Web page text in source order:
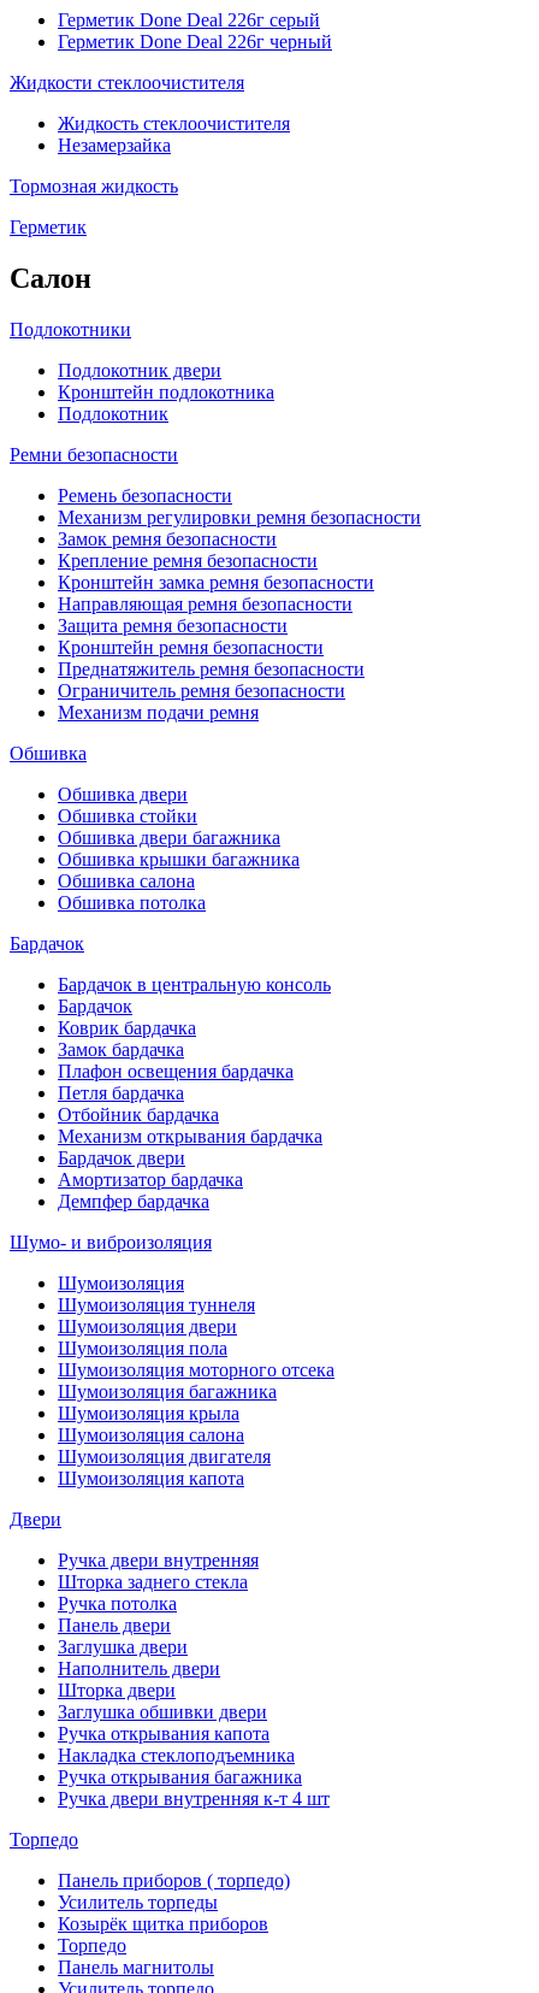
Герметик Done Deal 226г серый
Герметик Done Deal 226г черный
Жидкости стеклоочистителя
Жидкость стеклоочистителя
Незамерзайка
Тормозная жидкость
Герметик
Салон
Подлокотники
Подлокотник двери
Кронштейн подлокотника
Подлокотник
Ремни безопасности
Ремень безопасности
Механизм регулировки ремня безопасности
Замок ремня безопасности
Крепление ремня безопасности
Кронштейн замка ремня безопасности
Направляющая ремня безопасности
Защита ремня безопасности
Кронштейн ремня безопасности
Преднатяжитель ремня безопасности
Ограничитель ремня безопасности
Механизм подачи ремня
Обшивка
Обшивка двери
Обшивка стойки
Обшивка двери багажника
Обшивка крышки багажника
Обшивка салона
Обшивка потолка
Бардачок
Бардачок в центральную консоль
Бардачок
Коврик бардачка
Замок бардачка
Плафон освещения бардачка
Петля бардачка
Отбойник бардачка
Механизм открывания бардачка
Бардачок двери
Амортизатор бардачка
Демпфер бардачка
Шумо- и виброизоляция
Шумоизоляция
Шумоизоляция туннеля
Шумоизоляция двери
Шумоизоляция пола
Шумоизоляция моторного отсека
Шумоизоляция багажника
Шумоизоляция крыла
Шумоизоляция салона
Шумоизоляция двигателя
Шумоизоляция капота
Двери
Ручка двери внутренняя
Шторка заднего стекла
Ручка потолка
Панель двери
Заглушка двери
Наполнитель двери
Шторка двери
Заглушка обшивки двери
Ручка открывания капота
Накладка стеклоподъемника
Ручка открывания багажника
Ручка двери внутренняя к-т 4 шт
Торпедо
Панель приборов ( торпедо)
Усилитель торпеды
Козырёк щитка приборов
Торпедо
Панель магнитолы
Усилитель торпедо